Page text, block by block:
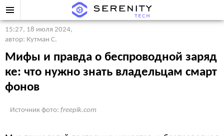
15:27, 18 июля 2024,
автор: Кутман С.
Мифы и правда о беспроводной заряд
ке: что нужно знать владельцам смарт
фонов
Источник фото: freepik.com